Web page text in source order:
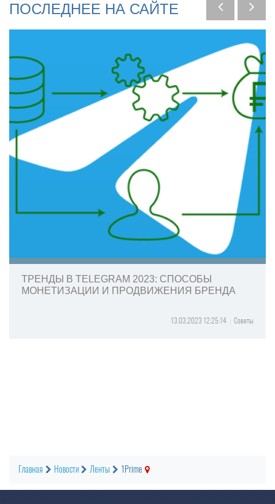
ПОСЛЕДНЕЕ НА САЙТЕ
ТРЕНДЫ В TELEGRAM 2023: СПОСОБЫ
МОНЕТИЗАЦИИ И ПРОДВИЖЕНИЯ БРЕНДА
13.03.2023 12:25:14 Советы
Главная Новости Ленты 1Prime